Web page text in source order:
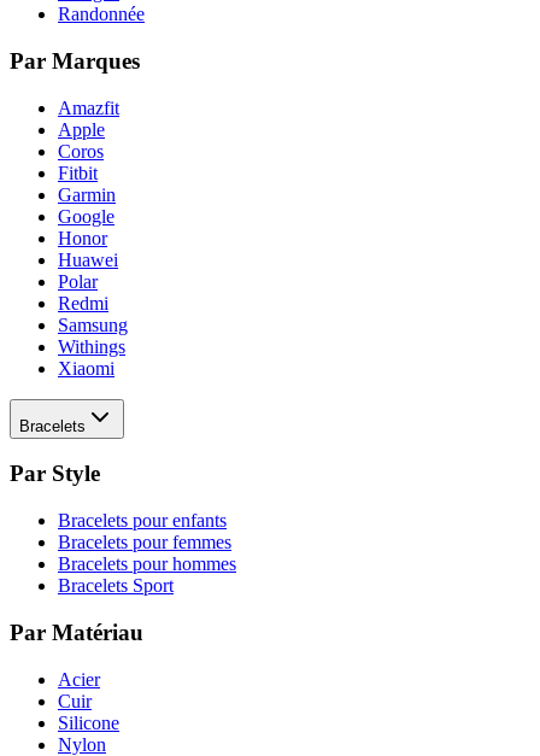
Randonnée
Par Marques
Amazfit
Apple
Coros
Fitbit
Garmin
Google
Honor
Huawei
Polar
Redmi
Samsung
Withings
Xiaomi
Bracelets
Par Style
Bracelets pour enfants
Bracelets pour femmes
Bracelets pour hommes
Bracelets Sport
Par Matériau
Acier
Cuir
Silicone
Nylon